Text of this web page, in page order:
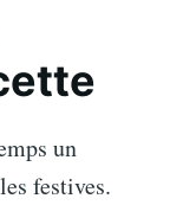
un
festives.